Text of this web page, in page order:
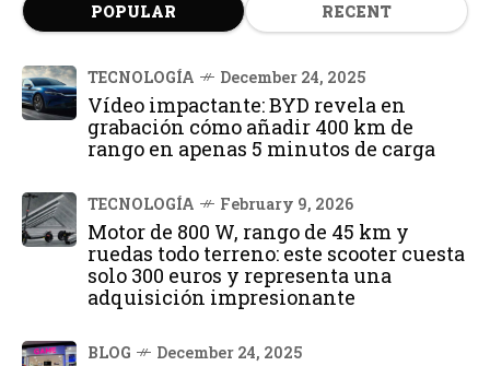
POPULAR RECENT
TECNOLOGÍA December 24, 2025
Vídeo impactante: BYD revela en
grabación cómo añadir 400 km de
rango en apenas 5 minutos de carga
TECNOLOGÍA February 9, 2026
Motor de 800 W, rango de 45 km y
ruedas todo terreno: este scooter cuesta
solo 300 euros y representa una
adquisición impresionante
BLOG December 24, 2025